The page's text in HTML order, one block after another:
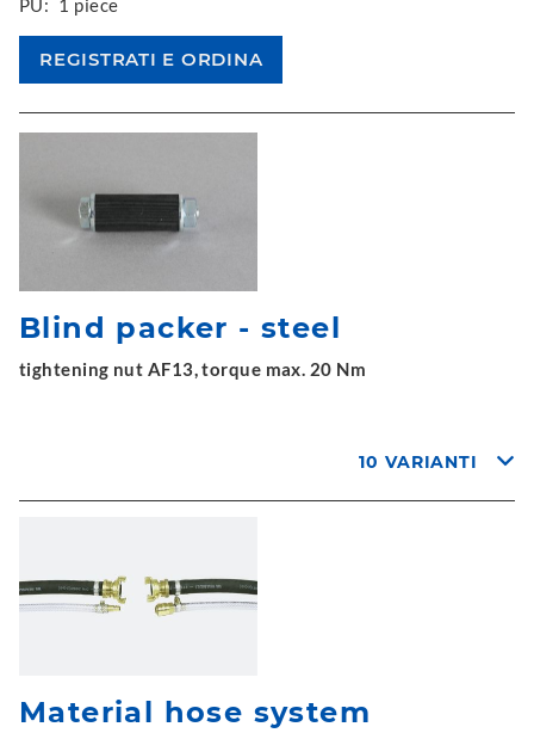
Blind packer - steel
tightening nut AF13, torque max. 20 Nm
10 VARIANTI
Material hose system